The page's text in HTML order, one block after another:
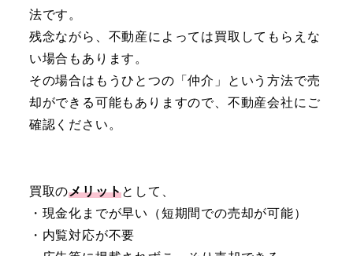
法です。
残念ながら、不動産によっては買取してもらえな
い場合もあります。
その場合はもうひとつの「仲介」という方法で売
却ができる可能もありますので、不動産会社にご
確認ください。
買取のメリットとして、
・現金化までが早い（短期間での売却が可能）
・内覧対応が不要